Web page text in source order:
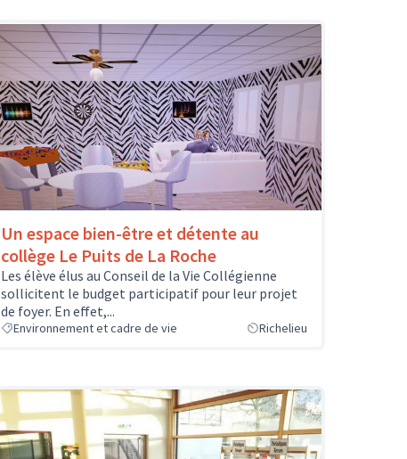
Un espace bien-être et détente au
collège Le Puits de La Roche
Les élève élus au Conseil de la Vie Collégienne
sollicitent le budget participatif pour leur projet
de foyer. En effet,...
Environnement et cadre de vie Richelieu